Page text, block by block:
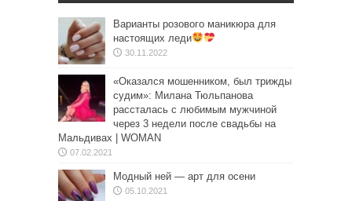
Варианты розового маникюра для
настоящих леди
30.11.2022
«Оказался мошенником, был трижды
судим»: Милана Тюльпанова
рассталась с любимым мужчиной
через 3 недели после свадьбы на
Мальдивах | WOMAN
07.02.2021
Модный ней — арт для осени
05.10.2021